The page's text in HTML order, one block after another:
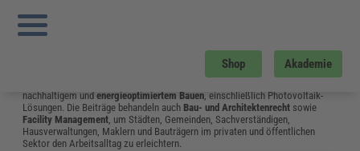
Shop Akademie
Sie sind hier:
Bau und Gebäudemanagement
Vom Neubau bis hin zum Umgang mit Bauschäden: Das Fachwissen aus dem
Bereich Bau & Gebäudemanagement unterstützt Fachleute in Bauplanung,
nachhaltigem undenergieoptimiertem Bauen, einschließlich Photovoltaik-
Lösungen. Die Beiträge behandeln auch Bau- und Architektenrecht sowie
Facility Management, um Städten, Gemeinden, Sachverständigen,
Hausverwaltungen, Maklern und Bauträgern im privaten und öffentlichen
Sektor den Arbeitsalltag zu erleichtern.